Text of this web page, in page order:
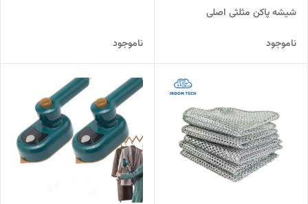
شیشه پاکن مثلثی اصلی
ناموجود ناموجود